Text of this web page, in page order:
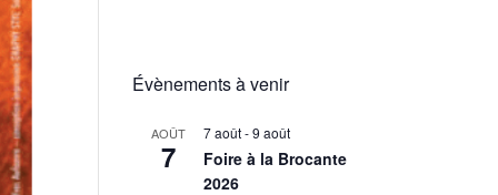
Évènements à venir
AOÛT
7
7 août-9 août
Foire à la Brocante
2026